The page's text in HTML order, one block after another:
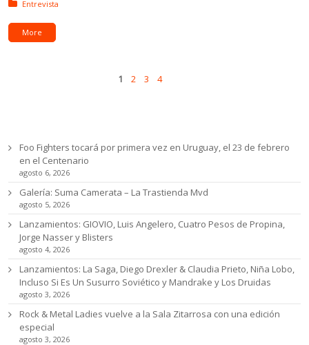
Posted in:
Entrevista
More
Pages
1 2 3 4
Foo Fighters tocará por primera vez en Uruguay, el 23 de febrero
en el Centenario
agosto 6, 2026
Galería: Suma Camerata – La Trastienda Mvd
agosto 5, 2026
Lanzamientos: GIOVIO, Luis Angelero, Cuatro Pesos de Propina,
Jorge Nasser y Blisters
agosto 4, 2026
Lanzamientos: La Saga, Diego Drexler & Claudia Prieto, Niña Lobo,
Incluso Si Es Un Susurro Soviético y Mandrake y Los Druidas
agosto 3, 2026
Rock & Metal Ladies vuelve a la Sala Zitarrosa con una edición
especial
agosto 3, 2026